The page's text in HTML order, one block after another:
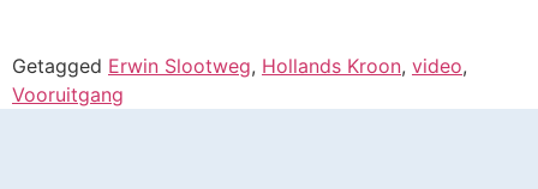
Getagged Erwin Slootweg, Hollands Kroon, video,
Vooruitgang